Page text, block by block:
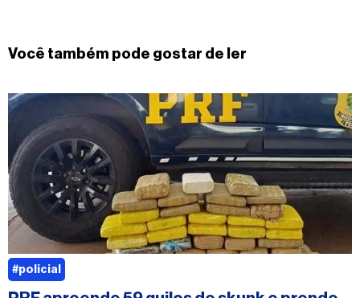
Você também pode gostar de ler
#policial